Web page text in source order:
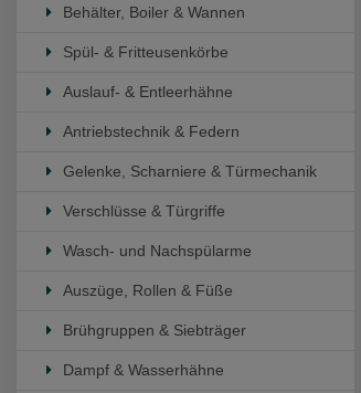
Behälter, Boiler & Wannen
Spül- & Fritteusenkörbe
Auslauf- & Entleerhähne
Antriebstechnik & Federn
Gelenke, Scharniere & Türmechanik
Verschlüsse & Türgriffe
Wasch- und Nachspülarme
Auszüge, Rollen & Füße
Brühgruppen & Siebträger
Dampf & Wasserhähne